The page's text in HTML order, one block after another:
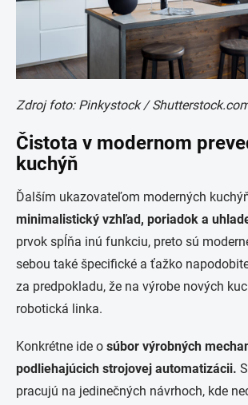
Zdroj foto: Pinkystock /
Čistota v modernom
kuchýň
Ďalším ukazovateľom moderných
minimalistický vzhľad, poriadok a
prvok spĺňa inú funkciu, preto sú
sebou také špecifické a ťažko
za predpokladu, že na výrobe nových
robotická linka.
Konkrétne ide o súbor výrobných
podliehajúcich strojovej automatizácii.
pracujú na jedinečných návrhoch, kde